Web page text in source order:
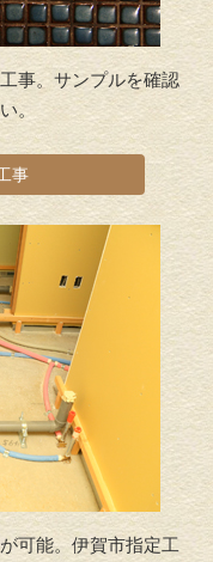
事。サンプルを確認
。
事
可能。伊賀市指定工